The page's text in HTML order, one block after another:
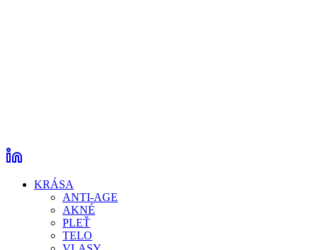
KRÁSA
ANTI-AGE
AKNÉ
PLEŤ
TELO